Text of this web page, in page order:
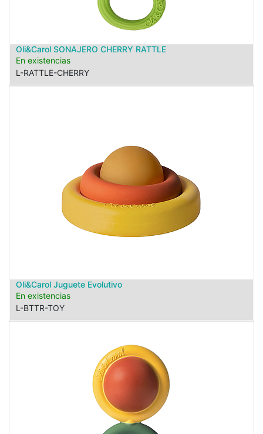
Oli&Carol SONAJERO CHERRY RATTLE
En existencias
L-RATTLE-CHERRY
Oli&Carol Juguete Evolutivo
En existencias
L-BTTR-TOY